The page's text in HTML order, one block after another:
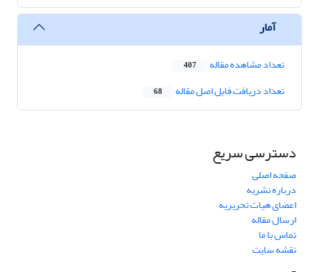
آمار
تعداد مشاهده مقاله 407
تعداد دریافت فایل اصل مقاله 68
دسترسی سریع
صفحه اصلی
درباره نشریه
اعضای هیات تحریریه
ارسال مقاله
تماس با ما
نقشه سایت